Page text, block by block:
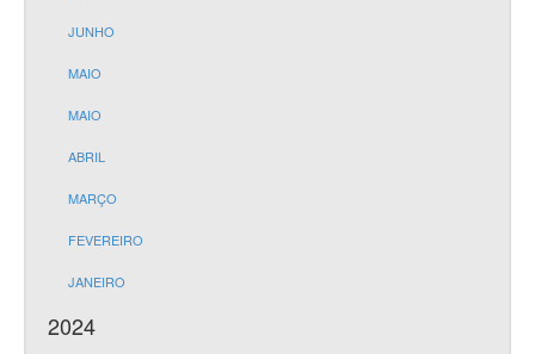
JUNHO
MAIO
MAIO
ABRIL
MARÇO
FEVEREIRO
JANEIRO
2024